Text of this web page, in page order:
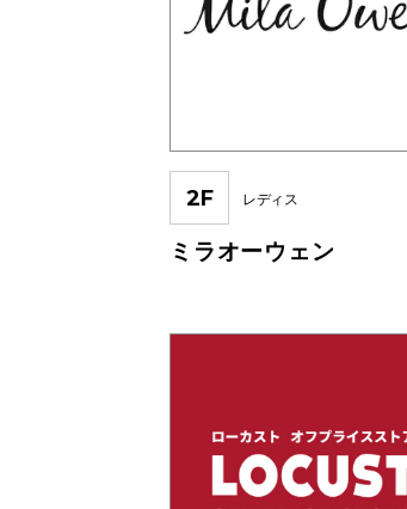
2F レディス
ミラオーウェン